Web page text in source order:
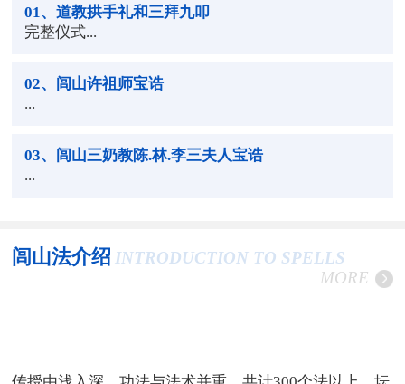
01 、道教拱手礼和三拜九叩
完整仪式...
02、闾山许祖师宝诰
...
03、闾山三奶教陈.林.李三夫人宝诰
...
闾山法介绍 INTRODUCTION TO SPELLS
MORE